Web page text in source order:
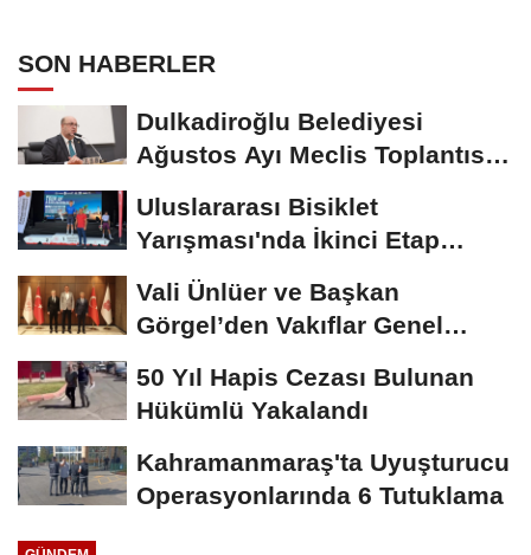
SON HABERLER
Dulkadiroğlu Belediyesi
Ağustos Ayı Meclis Toplantısı
Uluslararası Bisiklet
Yarışması'nda İkinci Etap
Nefes Kesti
Vali Ünlüer ve Başkan
Görgel’den Vakıflar Genel
50 Yıl Hapis Cezası Bulunan
Hükümlü Yakalandı
Kahramanmaraş'ta Uyuşturucu
Operasyonlarında 6 Tutuklama